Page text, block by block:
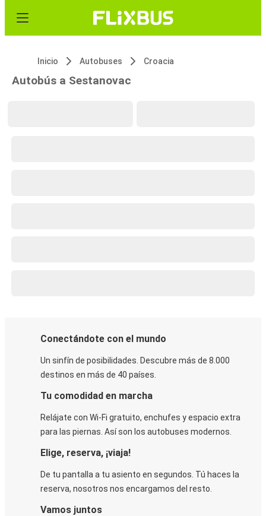
Inicio Autobuses Croacia
Autobús a Sestanovac
Conectándote con el mundo
Un sinfín de posibilidades. Descubre más de 8.000
destinos en más de 40 países.
Tu comodidad en marcha
Relájate con Wi-Fi gratuito, enchufes y espacio extra
para las piernas. Así son los autobuses modernos.
Elige, reserva, ¡viaja!
De tu pantalla a tu asiento en segundos. Tú haces la
reserva, nosotros nos encargamos del resto.
Vamos juntos